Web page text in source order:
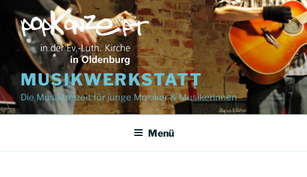
Inhalt
springen
MUSIKWERKSTATT
Die Musikfreizeit für junge Musiker & Musikerinnen
Menü